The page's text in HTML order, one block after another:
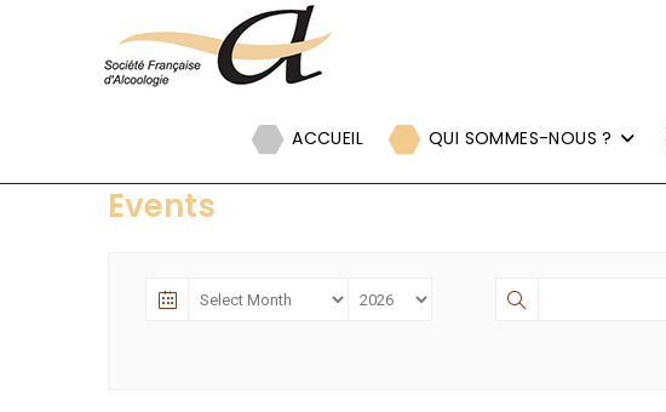
Panneau de gestion des cookies
ACCUEIL QUI SOMMES-NOUS ?
Events